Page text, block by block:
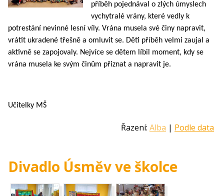
příběh pojednával o zlých úmyslech
vychytralé vrány, které vedly k
potrestání nevinné lesní víly. Vrána musela své činy napravit,
vrátit ukradené třešně a omluvit se. Děti příběh velmi zaujal a
aktivně se zapojovaly. Nejvíce se dětem líbil moment, kdy se
vrána musela ke svým činům přiznat a napravit je.
Učitelky MŠ
Řazení: Alba | Podle data
Divadlo Úsměv ve školce